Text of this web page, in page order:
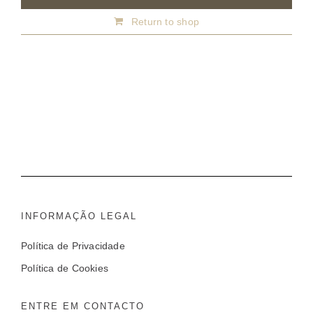
Return to shop
INFORMAÇÃO LEGAL
Política de Privacidade
Política de Cookies
ENTRE EM CONTACTO